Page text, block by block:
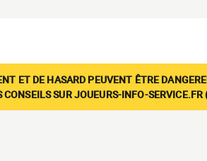
ET DE HASARD PEUVENT ÊTRE
CONSEILS SUR JOUEURS-INFO-